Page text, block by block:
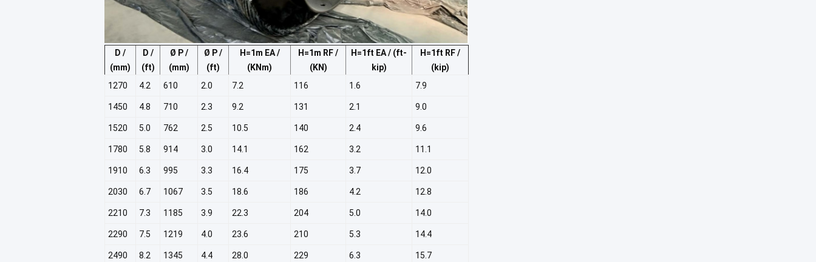
D /
(mm)
D /
(ft)
Ø P /
(mm)
Ø P /
(ft)
H=1m EA /
(KNm)
H=1m RF /
(KN)
H=1ft EA / (ft-
kip)
H=1ft RF /
(kip)
1270
4.2 610 2.0 7.2 116 1.6 7.9
1450 4.8 710 2.3 9.2 131 2.1 9.0
1520 5.0 762 2.5 10.5 140 2.4 9.6
1780 5.8 914 3.0 14.1 162 3.2 11.1
1910 6.3 995 3.3 16.4 175 3.7 12.0
2030 6.7 1067 3.5 18.6 186 4.2 12.8
2210 7.3 1185 3.9 22.3 204 5.0 14.0
2290 7.5 1219 4.0 23.6 210 5.3 14.4
2490 8.2 1345 4.4 28.0 229 6.3 15.7